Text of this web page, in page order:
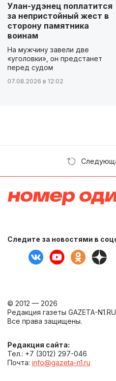
Улан-удэнец поплатится
за непристойный жест в
сторону памятника
воинам
На мужчину завели две
«уголовки», он предстанет
перед судом
07.08.2026 в 12:02
Следите за новостями в
© 2012 — 2026
Редакция газеты GAZETA-N1.RU
Все права защищены.
Редакция сайта:
Тел.: +7 (3012) 297-046
Почта: info@gazeta-n1.ru